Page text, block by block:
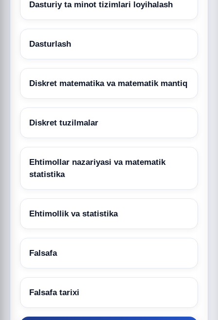
Dasturiy ta minot tizimlari loyihalash
Dasturlash
Diskret matematika va matematik mantiq
Diskret tuzilmalar
Ehtimollar nazariyasi va matematik
statistika
Ehtimollik va statistika
Falsafa
Falsafa tarixi